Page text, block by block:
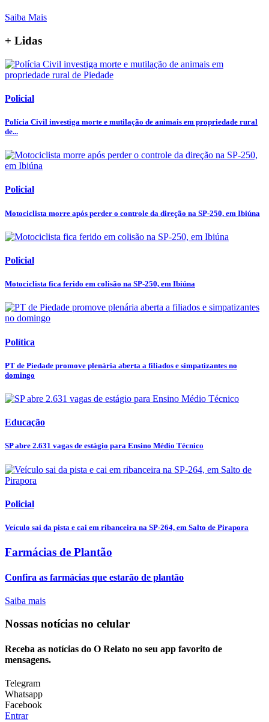
Saiba Mais
+ Lidas
Policial
Polícia Civil investiga morte e mutilação de animais em propriedade rural
de...
Policial
Motociclista morre após perder o controle da direção na SP-250, em Ibiúna
Policial
Motociclista fica ferido em colisão na SP-250, em Ibiúna
Política
PT de Piedade promove plenária aberta a filiados e simpatizantes no
domingo
Educação
SP abre 2.631 vagas de estágio para Ensino Médio Técnico
Policial
Veículo sai da pista e cai em ribanceira na SP-264, em Salto de Pirapora
Farmácias de Plantão
Confira as farmácias que estarão de plantão
Saiba mais
Nossas notícias no celular
Receba as notícias do O Relato no seu app favorito de
mensagens.
Telegram
Whatsapp
Facebook
Entrar